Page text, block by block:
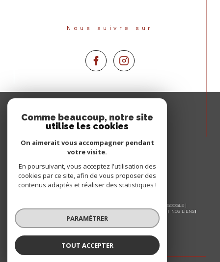
Nous suivre sur
PROPRIÉTAIRE
Se connecter
© 2026 | TOUS DROITS RÉSERVÉS | TRADUCTION POWERED BY GOOGLE |
ADMIN
NOS LIENS
POLITIQUE RGPD
Comme beaucoup, notre site
utilise les cookies
On aimerait vous accompagner pendant
votre visite.
En poursuivant, vous acceptez l'utilisation des
cookies par ce site, afin de vous proposer des
contenus adaptés et réaliser des statistiques !
PARAMÉTRER
TOUT ACCEPTER